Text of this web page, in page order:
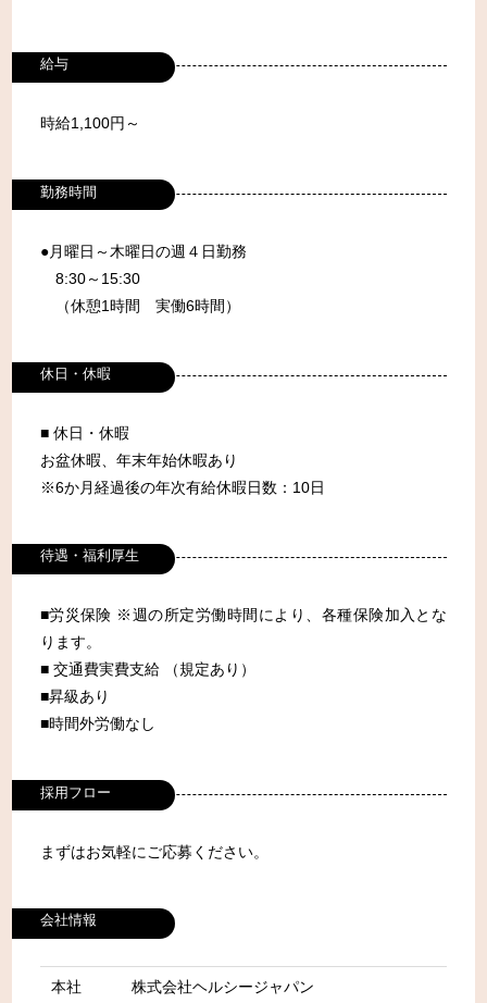
給与
時給1,100円～
勤務時間
●月曜日～木曜日の週４日勤務
8:30～15:30
（休憩1時間 実働6時間）
休日・休暇
■ 休日・休暇
お盆休暇、年末年始休暇あり
※6か月経過後の年次有給休暇日数：10日
待遇・福利厚生
■労災保険 ※週の所定労働時間により、各種保険加入とな
ります。
■ 交通費実費支給 （規定あり）
■昇級あり
■時間外労働なし
採用フロー
まずはお気軽にご応募ください。
会社情報
本社 株式会社ヘルシージャパン